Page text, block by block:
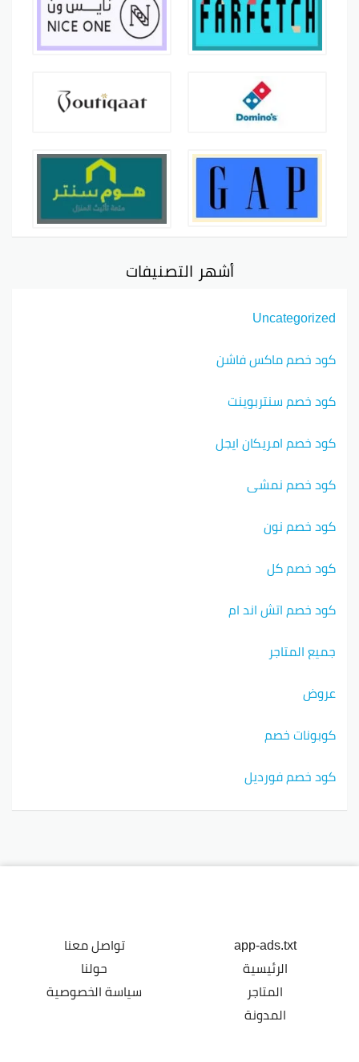
أشهر التصنيفات
Uncategorized
كود خصم ماكس فاشن
كود خصم سنتربوينت
كود خصم امريكان ايجل
كود خصم نمشي
كود خصم نون
كود خصم كل
كود خصم اتش اند ام
جميع المتاجر
عروض
كوبونات خصم
كود خصم فورديل
app-ads.txt
الرئيسية
المتاجر
المدونة
تواصل معنا
حولنا
سياسة الخصوصية